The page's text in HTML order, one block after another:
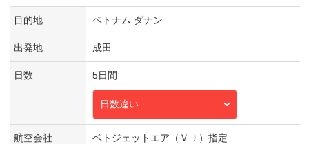
目的地 ベトナム ダナン
出発地 成田
日数 5日間
日数違い
航空会社 ベトジェットエア（ＶＪ）指定